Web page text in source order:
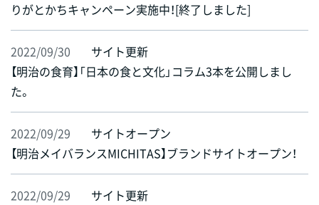
りがとかちキャンペーン実施中！[終了しました]
2022/09/30
サイト更新
【明治の食育】「日本の食と文化」コラム3本を公開しまし
た。
2022/09/29
サイトオープン
【明治メイバランスMICHITAS】ブランドサイトオープン！
2022/09/29
サイト更新